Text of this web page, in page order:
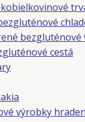
bezgluténové
cestá
výrobky